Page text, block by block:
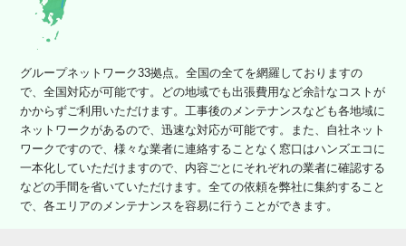
グループネットワーク33拠点。全国の全てを網羅しておりますの
で、全国対応が可能です。どの地域でも出張費用など余計なコストが
かからずご利用いただけます。工事後のメンテナンスなども各地域に
ネットワークがあるので、迅速な対応が可能です。また、自社ネット
ワークですので、様々な業者に連絡することなく窓口はハンズエコに
一本化していただけますので、内容ごとにそれぞれの業者に確認する
などの手間を省いていただけます。全ての依頼を弊社に集約すること
で、各エリアのメンテナンスを容易に行うことができます。